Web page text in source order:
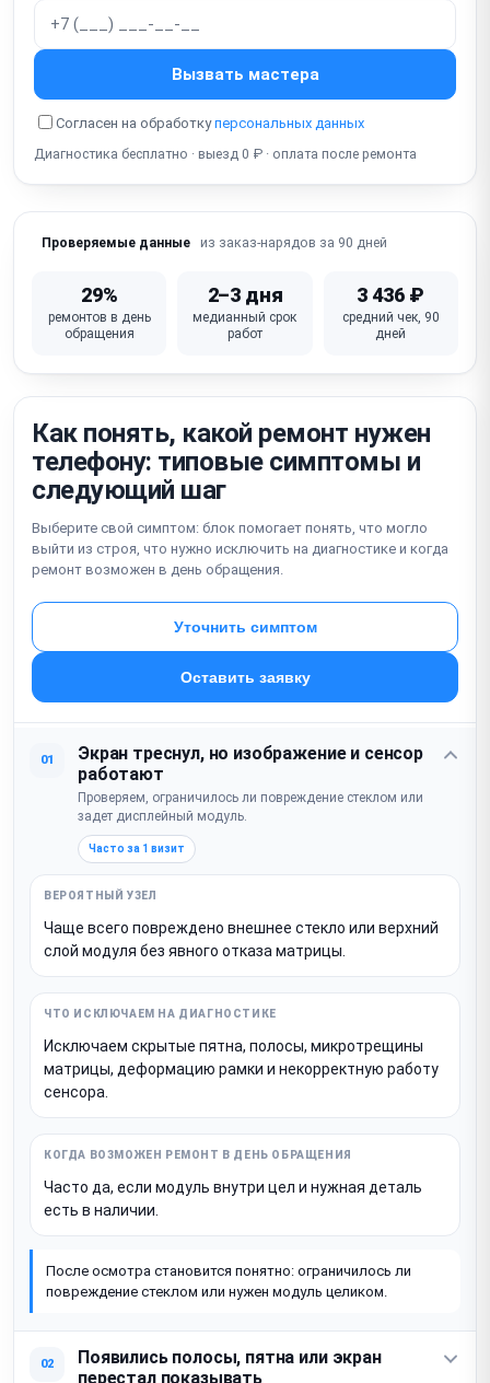
Нет мобильной сети / SIM-карта не читается
Не работает Wi-Fi / Bluetooth / GPS
Зависает / тормозит / глючит (прошивка, память)
Попадание воды / окисление (коррозия платы)
Неисправна материнская плата
Вызвать мастера
Согласен на обработкуперсональных данных
Диагностика бесплатно · выезд 0 ₽ · оплата после ремонта
Проверяемые данные из заказ-нарядов за 90 дней
29%
ремонтов в день
обращения
2–3 дня
медианный срок
работ
3 436 ₽
средний чек, 90
дней
Как понять, какой ремонт нужен
телефону: типовые симптомы и
следующий шаг
Выберите свой симптом: блок помогает понять, что могло
выйти из строя, что нужно исключить на диагностике и когда
ремонт возможен в день обращения.
Уточнить симптом
Оставить заявку
01
Экран треснул, но изображение и сенсор
работают
Проверяем, ограничилось ли повреждение стеклом или
задет дисплейный модуль.
Часто за 1 визит
Чаще всего повреждено внешнее стекло или верхний
слой модуля без явного отказа матрицы.
Исключаем скрытые пятна, полосы, микротрещины
матрицы, деформацию рамки и некорректную работу
сенсора.
Часто да, если модуль внутри цел и нужная деталь
есть в наличии.
После осмотра становится понятно: ограничилось ли
повреждение стеклом или нужен модуль целиком.
02
Появились полосы, пятна или экран
перестал показывать